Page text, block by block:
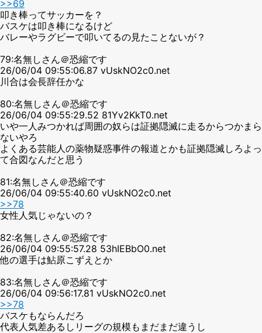
>>69
叩き棒ってサッカーを？
バスケは叩き棒になるけど
バレーやラグビーで叩いてるの見たことないが？
79:名無しさん＠恐縮です
26/06/04 09:55:06.87 vUskNO2c0.net
川合は会長辞任かな
80:名無しさん＠恐縮です
26/06/04 09:55:29.52 81Yv2KkT0.net
いや一人みつかれば周囲の奴らは証拠隠滅に走るからつかまら
ないやろ
よくある芸能人の薬物疑惑事件の報道とかも証拠隠滅しろよっ
て合図なんだと思う
81:名無しさん＠恐縮です
26/06/04 09:55:40.60 vUskNO2c0.net
>>78
女性人気じゃないの？
82:名無しさん＠恐縮です
26/06/04 09:55:57.28 53hIEBbO0.net
他の選手は鮎原こずえとか
83:名無しさん＠恐縮です
26/06/04 09:56:17.81 vUskNO2c0.net
>>78
バスケもならんだろ
代表人気差あるしリーグの規模もまだまだ違うし